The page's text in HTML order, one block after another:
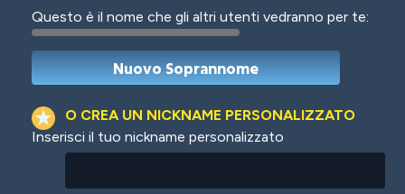
Woof Jungle Cats
Questo è il nome che gli altri utenti vedranno per te:
O CREA UN NICKNAME PERSONALIZZATO
Inserisci il tuo nickname personalizzato